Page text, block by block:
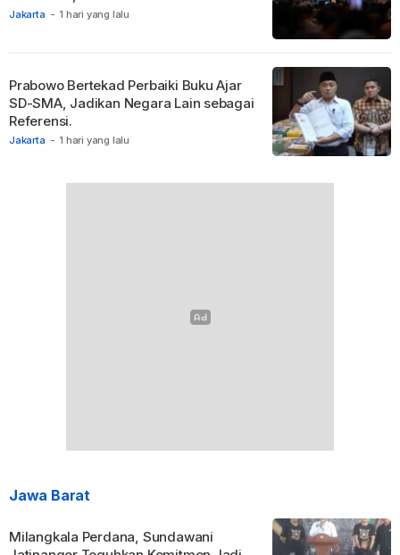
Jakarta - 1 hari yang lalu
Jakarta - 1 hari yang lalu
Prabowo Bertekad Perbaiki Buku Ajar
SD-SMA, Jadikan Negara Lain sebagai
Referensi.
Jawa Barat
Milangkala Perdana, Sundawani